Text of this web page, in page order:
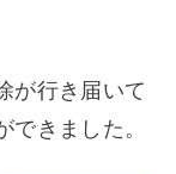
が行き届いて
きました。